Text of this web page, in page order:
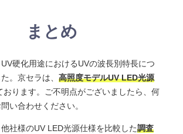
まとめ
硬化用途におけるUVの波長別特長につ
。 京セラは、 高照度モデルUV LED光源
ります。 ご不明点がございましたら、何
い合わせください。
社様のUV LED光源仕様を比較した調査